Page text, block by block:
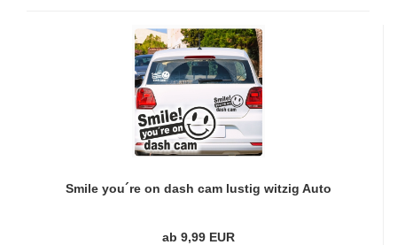
Smile you´re on dash cam lustig witzig Auto
ab 9,99 EUR